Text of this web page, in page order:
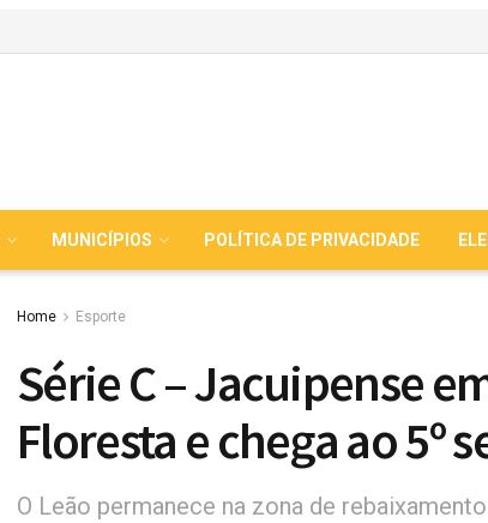
MUNICÍPIOS POLÍTICA DE PRIVACIDADE
Home Esporte
Série C – Jacuipense
Floresta e chega ao 5º
O Leão permanece na zona de